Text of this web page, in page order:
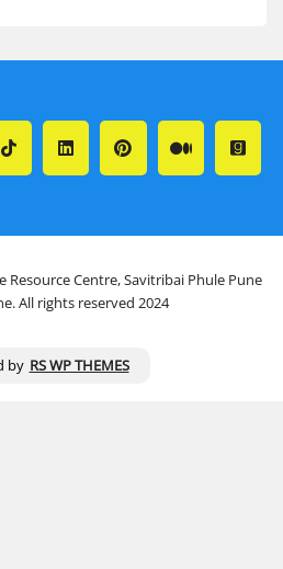
Resource Centre, Savitribai Phule Pune
All rights reserved 2024
by RS WP THEMES